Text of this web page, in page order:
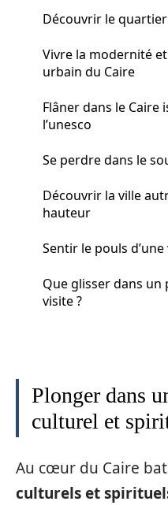
Découvrir le
Vivre la modernité
urbain du Caire
Flâner dans le Caire
l’unesco
Se perdre dans le
Découvrir la ville
hauteur
Sentir le pouls
Que glisser dans
visite ?
Plonger dans
culturel et
Au cœur du Caire bat
culturels et